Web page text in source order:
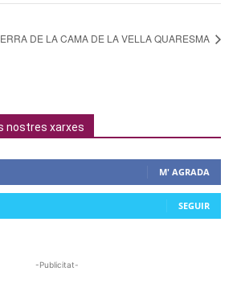
DE LA CAMA DE LA VELLA QUARESMA
nostres xarxes
M' AGRADA
SEGUIR
-Publicitat-